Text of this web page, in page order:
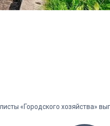
«Городского хозяйства»